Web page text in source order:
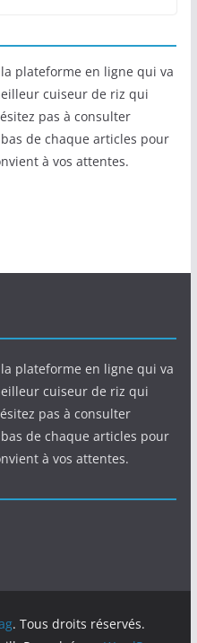
plateforme en ligne qui va
cuiseur de riz qui
pas à consulter
de chaque articles pour
à vos attentes.
plateforme en ligne qui va
cuiseur de riz qui
pas à consulter
de chaque articles pour
à vos attentes.
. Tous droits réservés.